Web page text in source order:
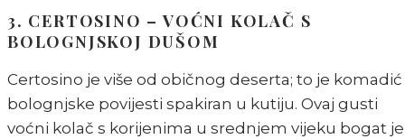
3. CERTOSINO – VOĆNI KOLAČ S
BOLOGNJSKOJ DUŠOM
Certosino je više od običnog deserta; to je komadić
bolognjske povijesti spakiran u kutiju. Ovaj gusti
voćni kolač s korijenima u srednjem vijeku bogat je